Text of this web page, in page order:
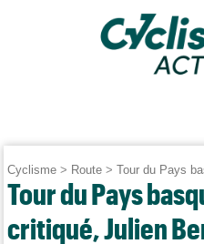
Cyclisme > Route >Tour du Pays
Tour du Pays
critiqué, Julien